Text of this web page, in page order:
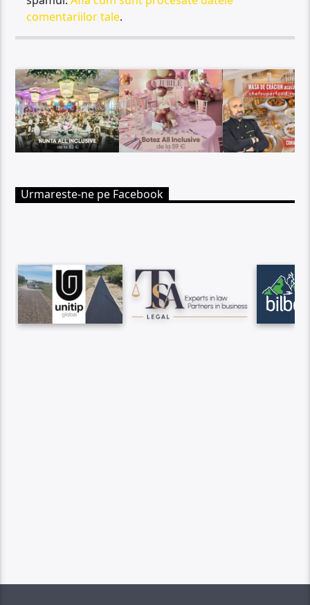
comentariilor tale.
Urmareste-ne pe Facebook